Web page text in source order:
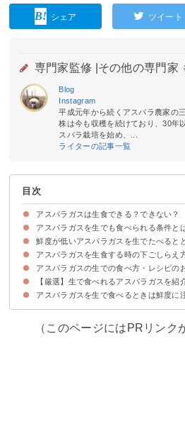
シェア ツイート
専門家監修 | その他の専門家
Blog
Instagram
平成元年から続くアスパラ農家の
株は今も収穫を続けており、30年
スパラ栽培を始め、...
ライターの記事一覧
目次
アスパラガスは生食できる？できない？
アスパラガスの生食は基本的にできない
アスパラガスを生でも食べられる条件と
アスパラガスが生で食べられるのは新鮮
白・紫のアスパラガスも新鮮であれば生
鮮度が低いアスパラガスを生でたべると
①甘み・旨み・食感が落ちて不味い
②消化が悪くお腹を壊す危険がある
アスパラガスを生食する時の下ごしらえ
アスパラガスの生での食べ方・レシピの
①生アスパラの和え物
②ホワイトアスパラのサラダ
③エビとアスパラのサラダ
【厳選】生で食べれるアスパラガスを紹
ブルブルファーム20｜【潜水艦 （M級
アスパラガスを生で食べるときは鮮度に
（このページにはPRリンク